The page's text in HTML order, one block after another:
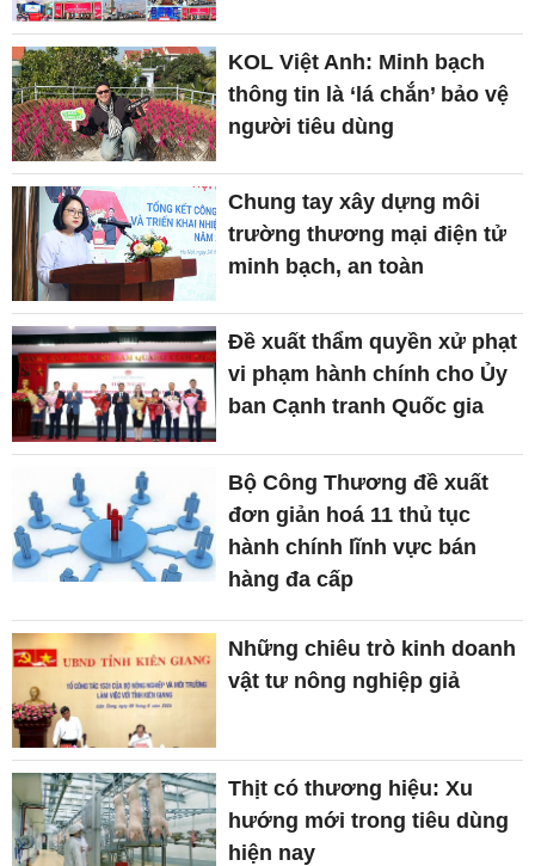
KOL Việt Anh: Minh bạch
thông tin là ‘lá chắn’ bảo vệ
người tiêu dùng
Chung tay xây dựng môi
trường thương mại điện tử
minh bạch, an toàn
Đề xuất thẩm quyền xử phạt
vi phạm hành chính cho Ủy
ban Cạnh tranh Quốc gia
Bộ Công Thương đề xuất
đơn giản hoá 11 thủ tục
hành chính lĩnh vực bán
hàng đa cấp
Những chiêu trò kinh doanh
vật tư nông nghiệp giả
Thịt có thương hiệu: Xu
hướng mới trong tiêu dùng
hiện nay